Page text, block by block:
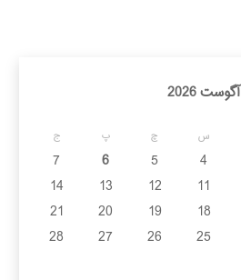
آگوست 2026
س چ پ ج
4
5
6
7
11
12
13
14
18
19
20
21
25
26
27
28